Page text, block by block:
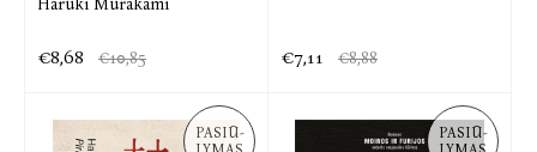
€8,68 €10,85 €7,11 €8,88
PASIŪ-
PASIŪ-